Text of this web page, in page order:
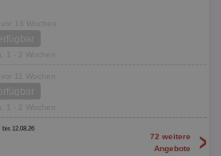
13 Wochen
1 - 2 Wochen
11 Wochen
1 - 2 Wochen
bis 12.08.26
72 weitere
Angebote
>